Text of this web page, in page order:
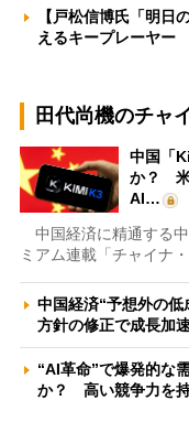
【戸松信博氏「明日
えるキープレーヤ
田代尚機のチャ
中国「
か？ 米
AI…
中国経済に精通する
ミアム連載「チャイナ
中国経済“予想外の
方針の修正で成長加
“AI革命”で爆発的な
か？ 高い競争力を